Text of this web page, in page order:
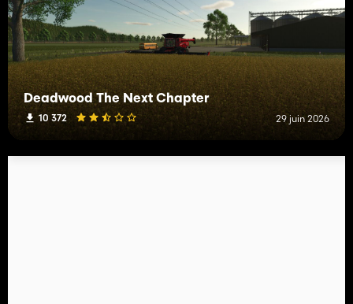
Deadwood The Next Chapter
10 372 29 juin 2026